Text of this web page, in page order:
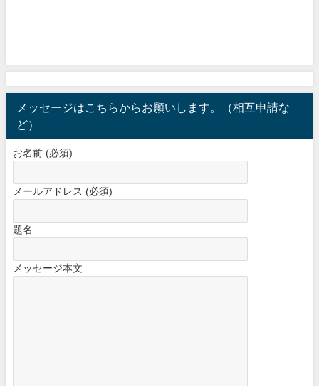
メッセージはこちらからお願いします。（相互申請な
ど）
お名前 (必須)
メールアドレス (必須)
題名
メッセージ本文